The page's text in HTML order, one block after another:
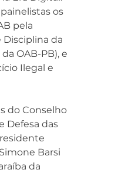
os
pela
Disciplina da
OAB-PB), e
Ilegal e
do Conselho
Defesa das
Barsi
da